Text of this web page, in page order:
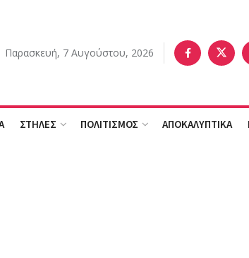
Παρασκευή, 7 Αυγούστου, 2026
ΣΤΗΛΕΣ ΠΟΛΙΤΙΣΜΟΣ ΑΠΟΚΑΛΥΠΤΙΚΑ